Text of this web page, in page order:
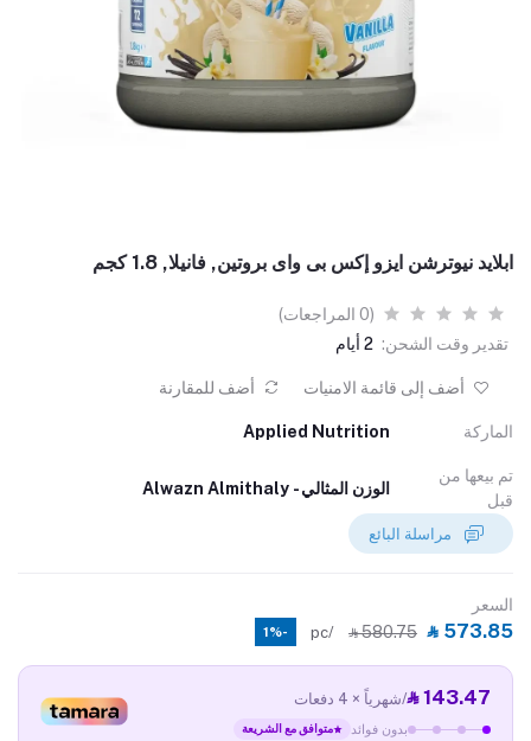
ابلايد نيوترشن ايزو إكس بى واى بروتين, فانيلا, 1.8 كجم
(0 المراجعات)
تقدير وقت الشحن: 2 أيام
أضف إلى قائمة الامنيات أضف للمقارنة
الماركة Applied Nutrition
تم بيعها من
قبل
الوزن المثالي - Alwazn Almithaly
السعر
‎⃁ 573.85
‎⃁ 580.75
/pc
-1%
‎⃁ 143.47/شهرياً × 4 دفعات
بدون فوائد متوافق مع الشريعة